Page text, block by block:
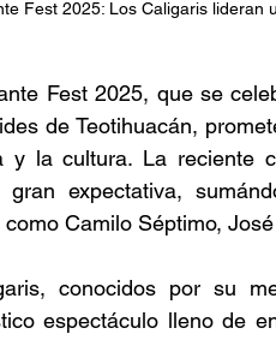
Fest 2025: Los Caligaris lideran
Fest 2025, que se
de Teotihuacán,
y la cultura. La reciente
gran expectativa,
como Camilo Séptimo,
conocidos por su
espectáculo lleno de